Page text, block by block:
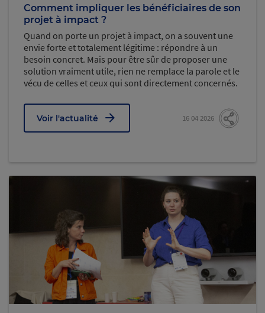
Comment impliquer les bénéficiaires de son
projet à impact ?
Quand on porte un projet à impact, on a souvent une
envie forte et totalement légitime : répondre à un
besoin concret. Mais pour être sûr de proposer une
solution vraiment utile, rien ne remplace la parole et le
vécu de celles et ceux qui sont directement concernés.
Voir l'actualité 16 04 2026